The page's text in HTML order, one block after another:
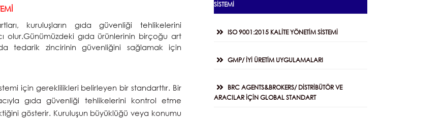
kuruluşların gıda güvenliği tehlikelerini
olur.Günümüzdeki gıda ürünlerinin birçoğu art
tedarik zincirinin güvenliğini sağlamak için
için gereklilikleri belirleyen bir standarttır. Bir
gıda güvenliği tehlikelerini kontrol etme
gösterir. Kuruluşun büyüklüğü veya konumu
SİSTEMİ
ISO 9001:2015 KALİTE YÖNETİM SİSTEMİ
GMP/ İYİ ÜRETİM UYGULAMALARI
BRC AGENTS&BROKERS/ DİSTRİBÜTÖR VE
ARACILAR İÇİN GLOBAL STANDART